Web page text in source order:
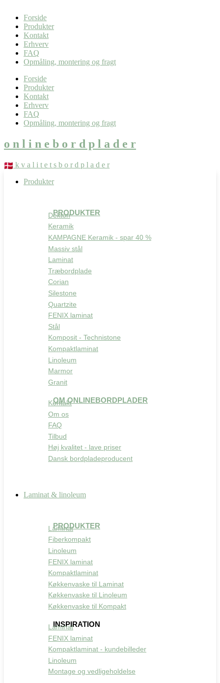
Forside
Produkter
Kontakt
Erhverv
FAQ
Opmåling, montering og fragt
Forside
Produkter
Kontakt
Erhverv
FAQ
Opmåling, montering og fragt
o n l i n e b o r d p l a d e r
k v a l i t e t s b o r d p l a d e r
Produkter
PRODUKTER
Dekton
Keramik
KAMPAGNE Keramik - spar 40 %
Massiv stål
Laminat
Træbordplade
Corian
Silestone
Quartzite
FENIX laminat
Stål
Komposit - Technistone
Kompaktlaminat
Linoleum
Marmor
Granit
OM ONLINEBORDPLADER
Kontakt
Om os
FAQ
Tilbud
Høj kvalitet - lave priser
Dansk bordpladeproducent
Laminat & linoleum
PRODUKTER
Laminat
Fiberkompakt
Linoleum
FENIX laminat
Kompaktlaminat
Køkkenvaske til Laminat
Køkkenvaske til Linoleum
Køkkenvaske til Kompakt
INSPIRATION
Laminat
FENIX laminat
Kompaktlaminat - kundebilleder
Linoleum
Montage og vedligeholdelse